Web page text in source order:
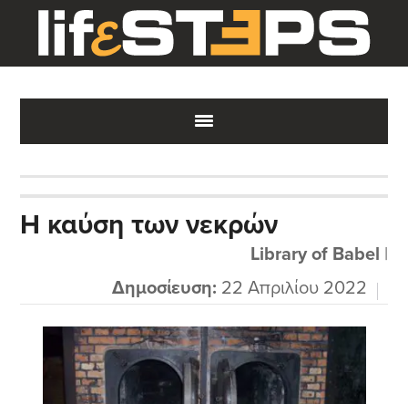
main
content
primary
sidebar
footer
Η καύση των νεκρών
Library of Babel |
Δημοσίευση: 22 Απριλίου 2022